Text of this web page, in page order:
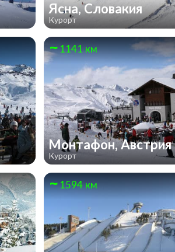
Ясна, Словакия
Курорт
1141 км
Монтафон, Австрия
Курорт
1594 км